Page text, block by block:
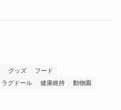
グッズ
フード
ラグドール 健康維持
動物園